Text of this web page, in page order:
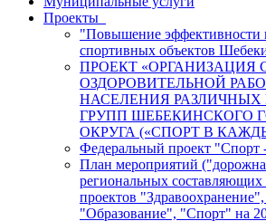
Проекты
"Повышение эффективности
спортивных объектов
ПРОЕКТ «ОРГАНИЗАЦИЯ
ОЗДОРОВИТЕЛЬНОЙ
НАСЕЛЕНИЯ РАЗЛИЧНЫХ
ГРУПП ШЕБЕКИНСКОГО
ОКРУГА («СПОРТ В
Федеральный проект "Спорт
План мероприятий
региональных
проектов
"Образование", "Спорт" на